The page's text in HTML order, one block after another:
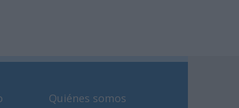
Quiénes somos